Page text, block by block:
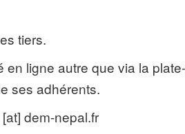
tiers.
ligne autre que via la
ses adhérents.
dem-nepal.fr